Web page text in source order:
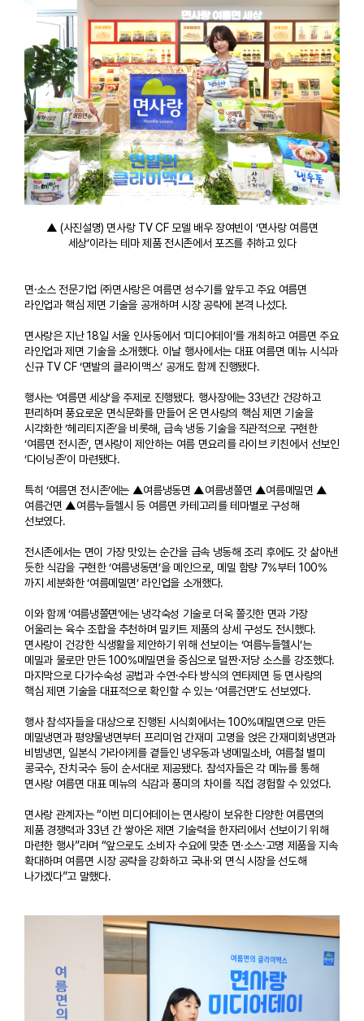
▲ (사진설명) 면사랑 TV CF 모델 배우 장여빈이 ‘면사랑 여름면
세상’이라는 테마 제품 전시존에서 포즈를 취하고 있다
면·소스 전문기업 ㈜면사랑은 여름면 성수기를 앞두고 주요 여름면
라인업과 핵심 제면 기술을 공개하며 시장 공략에 본격 나섰다.
면사랑은 지난 18일 서울 인사동에서 ‘미디어데이’를 개최하고 여름면 주요
라인업과 제면 기술을 소개했다. 이날 행사에서는 대표 여름면 메뉴 시식과
신규 TV CF ‘면발의 클라이맥스’ 공개도 함께 진행됐다.
행사는 ‘여름면 세상’을 주제로 진행됐다. 행사장에는 33년간 건강하고
편리하며 풍요로운 면식문화를 만들어 온 면사랑의 핵심 제면 기술을
시각화한 ‘헤리티지존’을 비롯해, 급속 냉동 기술을 직관적으로 구현한
‘여름면 전시존’, 면사랑이 제안하는 여름 면요리를 라이브 키친에서 선보인
‘다이닝존’이 마련됐다.
특히 ‘여름면 전시존’에는 ▲여름냉동면 ▲여름냉쫄면 ▲여름메밀면 ▲
여름건면 ▲여름누들헬시 등 여름면 카테고리를 테마별로 구성해
선보였다.
전시존에서는 면이 가장 맛있는 순간을 급속 냉동해 조리 후에도 갓 삶아낸
듯한 식감을 구현한 ‘여름냉동면’을 메인으로, 메밀 함량 7%부터 100%
까지 세분화한 ‘여름메밀면’ 라인업을 소개했다.
이와 함께 ‘여름냉쫄면’에는 냉각숙성 기술로 더욱 쫄깃한 면과 가장
어울리는 육수 조합을 추천하며 밀키트 제품의 상세 구성도 전시했다.
면사랑이 건강한 식생활을 제안하기 위해 선보이는 ‘여름누들헬시’는
메밀과 물로만 만든 100%메밀면을 중심으로 덜짠·저당 소스를 강조했다.
마지막으로 다가수숙성 공법과 수연·수타 방식의 연타제면 등 면사랑의
핵심 제면 기술을 대표적으로 확인할 수 있는 ‘여름건면’도 선보였다.
행사 참석자들을 대상으로 진행된 시식회에서는 100%메밀면으로 만든
메밀냉면과 평양물냉면부터 프리미엄 간재미 고명을 얹은 간재미회냉면과
비빔냉면, 일본식 가라아게를 곁들인 냉우동과 냉메밀소바, 여름철 별미
콩국수, 잔치국수 등이 순서대로 제공됐다. 참석자들은 각 메뉴를 통해
면사랑 여름면 대표 메뉴의 식감과 풍미의 차이를 직접 경험할 수 있었다.
면사랑 관계자는 “이번 미디어데이는 면사랑이 보유한 다양한 여름면의
제품 경쟁력과 33년 간 쌓아온 제면 기술력을 한자리에서 선보이기 위해
마련한 행사”라며 “앞으로도 소비자 수요에 맞춘 면·소스·고명 제품을 지속
확대하며 여름면 시장 공략을 강화하고 국내·외 면식 시장을 선도해
나가겠다”고 말했다.